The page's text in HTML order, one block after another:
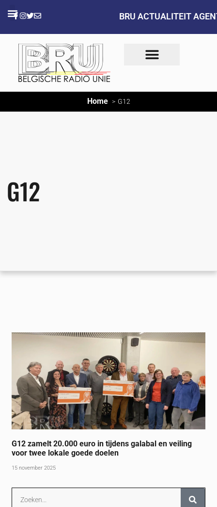
BRU ACTUALITEIT
Home G12
G12
G12 zamelt 20.000 euro in tijdens galabal en veiling
voor twee lokale goede doelen
15 november 2025